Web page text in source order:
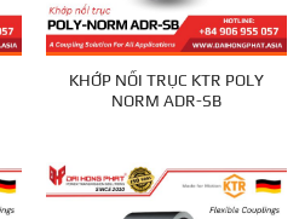
KHỚP NỐI TRỤC KTR POLY
NORM ADR-SB